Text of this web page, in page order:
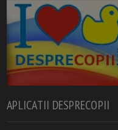
APLICATII DESPRECOPII